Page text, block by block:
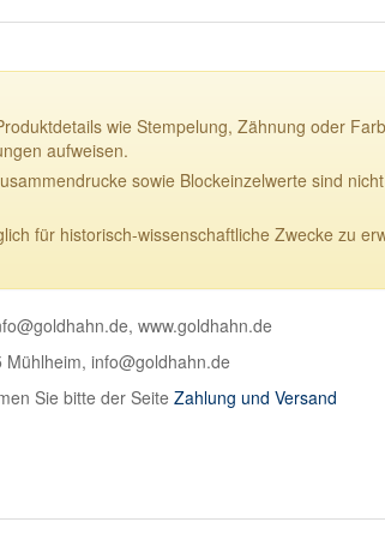
wie Stempelung, Zähnung oder
aufweisen.
sowie Blockeinzelwerte sind
für historisch-wissenschaftliche Zwecke zu
www.goldhahn.de
info@goldhahn.de
Sie bitte der Seite Zahlung und Versand